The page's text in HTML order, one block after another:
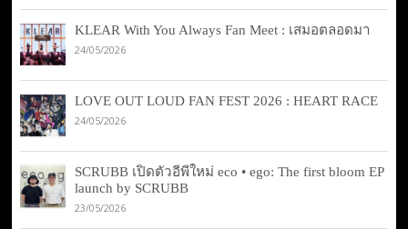
KLEAR With You Always Fan Meet : เสมอตลอดมา
24/05/2026
LOVE OUT LOUD FAN FEST 2026 : HEART RACE
24/05/2026
SCRUBB เปิดตัวอีพีใหม่ eco • ego: The first bloom EP
launch by SCRUBB
23/05/2026